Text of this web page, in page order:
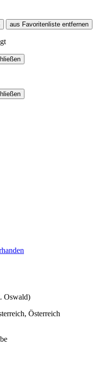
aus Favoritenliste entfernen
Oswald)
Österreich